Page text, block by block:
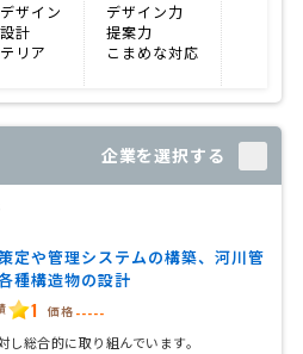
ザイン
計
リア
デザイン力
提案力
こまめな対応
企業を選択する
定や管理システムの構築、河川管
種構造物の設計
1 価格 -----
し総合的に取り組んでいます。